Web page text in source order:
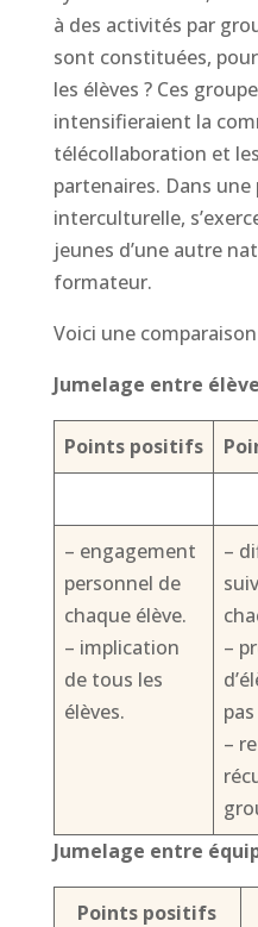
à des activités par
sont constituées,
les élèves ? Ces
intensifieraient la
télécollaboration et
partenaires. Dans une
interculturelle,
jeunes d’une autre
formateur.
Voici une
Jumelage entre
Points positifs
– engagement
personnel de
chaque élève.
– implication
de tous les
élèves.
–
–
–
Jumelage entre
Points positifs